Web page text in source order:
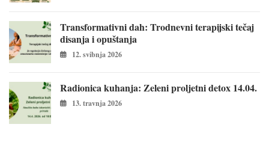
Transformativni dah: Trodnevni terapijski tečaj
disanja i opuštanja
12. svibnja 2026
Radionica kuhanja: Zeleni proljetni detox 14.04.
13. travnja 2026